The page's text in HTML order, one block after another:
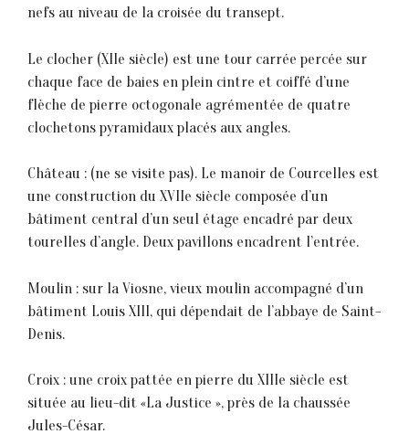
nefs au niveau de la croisée du transept.
Le clocher (XIIe siècle) est une tour carrée percée sur
chaque face de baies en plein cintre et coiffé d’une
flèche de pierre octogonale agrémentée de quatre
clochetons pyramidaux placés aux angles.
Château : (ne se visite pas). Le manoir de Courcelles est
une construction du XVIIe siècle composée d’un
bâtiment central d’un seul étage encadré par deux
tourelles d’angle. Deux pavillons encadrent l’entrée.
Moulin : sur la Viosne, vieux moulin accompagné d’un
bâtiment Louis XIII, qui dépendait de l’abbaye de Saint-
Denis.
Croix : une croix pattée en pierre du XIIIe siècle est
située au lieu-dit «La Justice », près de la chaussée
Jules-César.